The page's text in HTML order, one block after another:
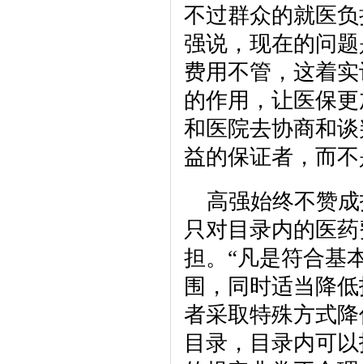
不过群众的就医
强说，现在的问
费用不管，这着
的作用，让医保
和医院去协商和
益的保证者，而
高强始终不赞
只对目录内的医
担。“凡是符合基
围，同时适当降
者采取特殊方式
目录，目录内可